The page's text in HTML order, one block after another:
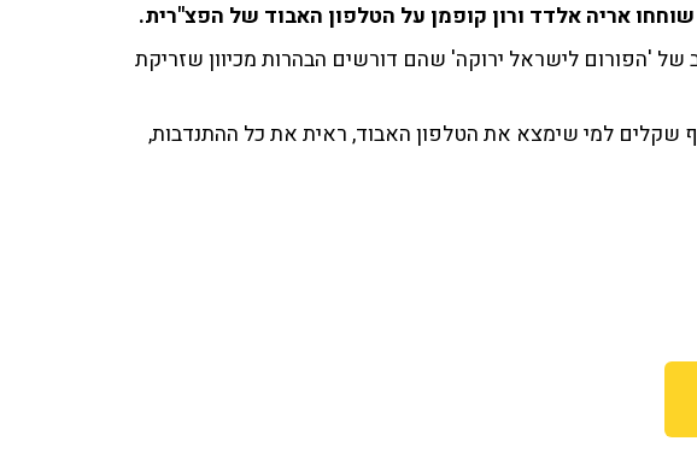
אריה אלדד ורון קופמן על הטלפון האבוד של הפצ"רית.
של 'הפורום לישראל ירוקה' שהם דורשים הבהרות מכיוון שזריקת
שקלים למי שימצא את הטלפון האבוד, ראית את כל ההתנדבות,